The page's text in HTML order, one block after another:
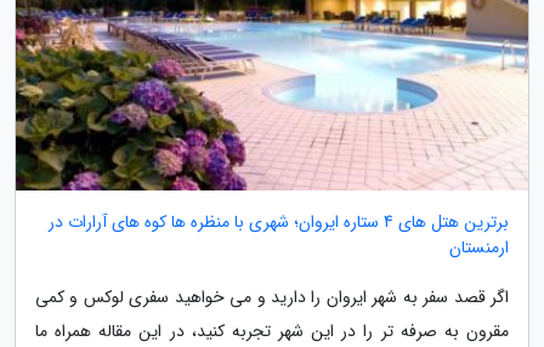
برترین هتل های 4 ستاره ایروان؛ شهری با منظره ها کوه های آرارات در
ارمنستان
اگر قصد سفر به شهر ایروان را دارید و می خواهید سفری لوکس و کمی
مقرون به صرفه تر را در این شهر تجربه کنید، در این مقاله همراه ما